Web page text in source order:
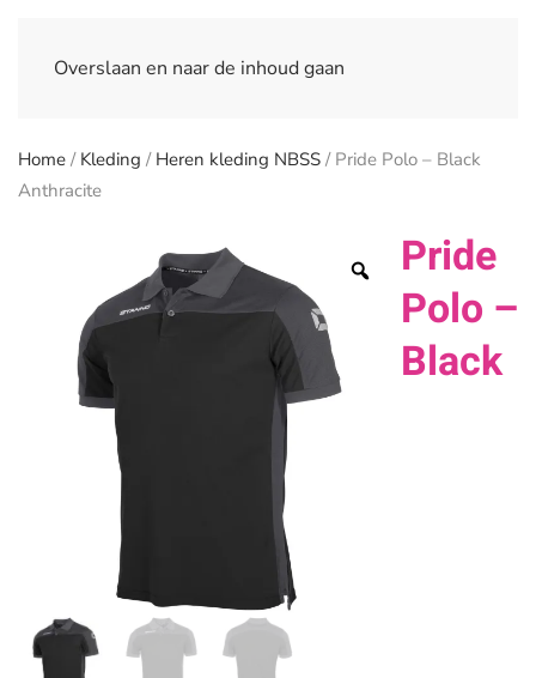
Overslaan en naar de inhoud gaan
Home / Kleding / Heren kleding NBSS / Pride Polo – Black
Anthracite
Pride
Polo –
Black